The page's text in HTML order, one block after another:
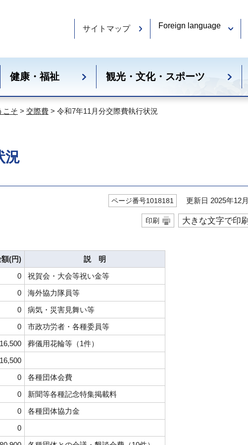
サイトマップ Foreign language
健康・福祉 観光・文化・スポーツ
こそ > 交際費 > 令和7年11月分交際費執行状況
況
ページ番号1018181 更新日 2025年12
印刷 大きな文字で印刷
(円)
説 明
0
祝賀会・大会等祝い金等
0
海外協力隊員等
0
病気・災害見舞い等
0
市政功労者・各種委員等
16,500
葬儀用花輪等（1件）
16,500
0
各種団体会費
0
新聞等各種記念特集掲載料
0
各種団体協力金
0